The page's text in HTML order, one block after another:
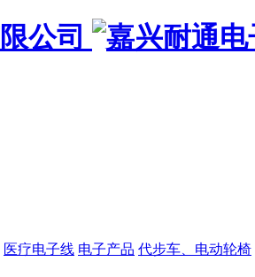
医疗电子线 电子产品 代步车、电动轮椅